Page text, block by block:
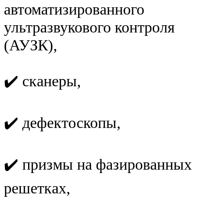
автоматизированного
ультразвукового контроля
(АУЗК),
✔️ сканеры,
✔️ дефектоскопы,
✔️ призмы на фазированных
решетках,